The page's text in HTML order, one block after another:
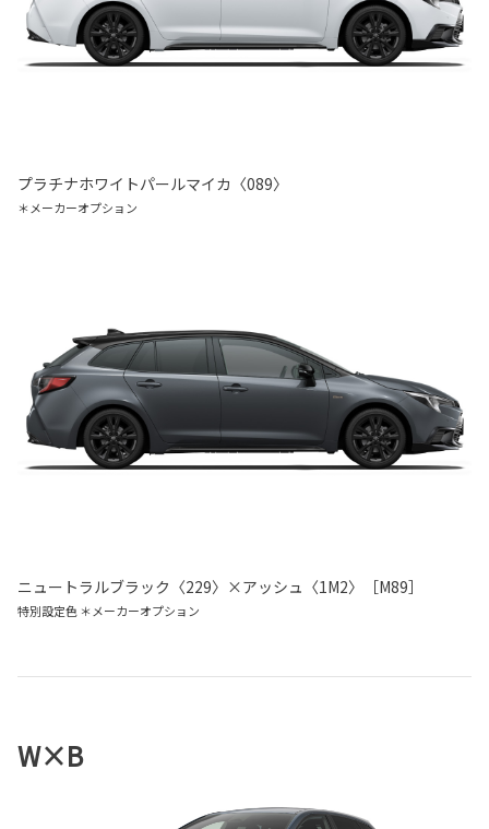
プラチナホワイトパールマイカ〈089〉
＊メーカーオプション
ニュートラルブラック〈229〉×アッシュ〈1M2〉［M89］
特別設定色 ＊メーカーオプション
W×B